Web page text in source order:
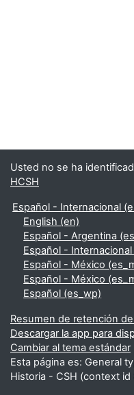
Usted no se ha
HCSH
Español - Internacional
English ‎(en)‎
Español - Argentina
Español - Internacional
Español - México
Español - México
Español ‎(es_wp)‎
Resumen de retención
Descargar la app para
Cambiar al tema estándar
Esta página es: General
Historia - CSH (context